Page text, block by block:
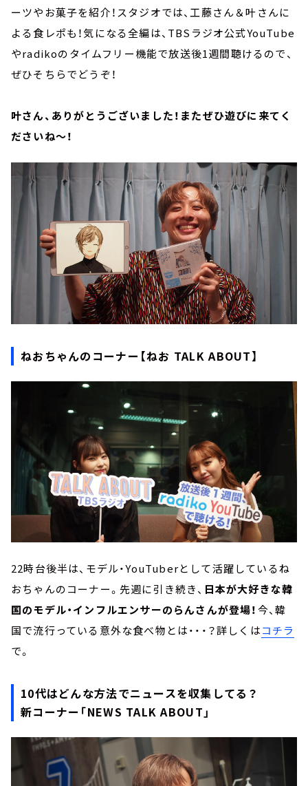
ーツやお菓子を紹介！スタジオでは、工藤さん＆叶さんに
よる食レポも！気になる全編は、TBSラジオ公式YouTube
やradikoのタイムフリー機能で放送後1週間聴けるので、
ぜひそちらでどうぞ！
叶さん、ありがとうございました！またぜひ遊びに来てく
ださいね～！
ねおちゃんのコーナー【ねお TALK ABOUT】
22時台後半は、モデル・YouTuberとして活躍しているね
おちゃんのコーナー。先週に引き続き、 日本が大好きな韓
国のモデル・インフルエンサーのらんさんが登場！今、韓
国で流行っている意外な食べ物とは・・・？詳しくはコチラ
で。
10代はどんな方法でニュースを収集してる？
新コーナー「NEWS TALK ABOUT」